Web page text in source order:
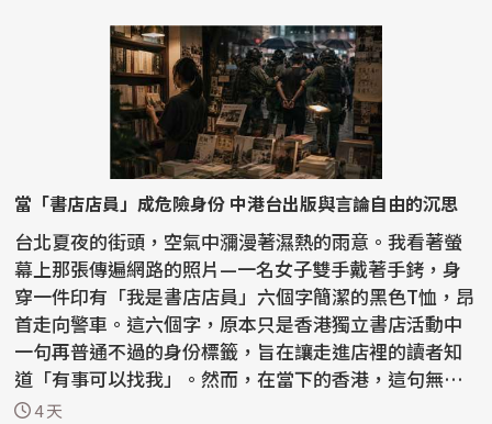
當「書店店員」成危險身份 中港台出版與言論自由的沉思
台北夏夜的街頭，空氣中瀰漫著濕熱的雨意。我看著螢
幕上那張傳遍網路的照片—一名女子雙手戴著手銬，身
穿一件印有「我是書店店員」六個字簡潔的黑色T恤，昂
首走向警車。這六個字，原本只是香港獨立書店活動中
一句再普通不過的身份標籤，旨在讓走進店裡的讀者知
道「有事可以找我」。然而，在當下的香港，這句無聲
的宣告...
4 天